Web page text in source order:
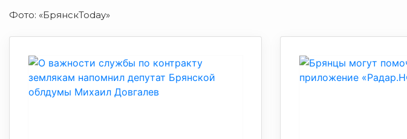
Фото: «БрянскToday»